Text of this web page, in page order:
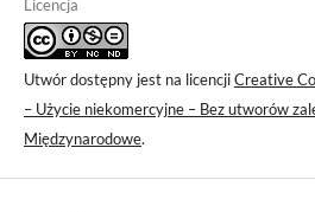
Licencja
Utwór dostępny jest na licencjiCreative
– Użycie niekomercyjne – Bez utworów
Międzynarodowe.